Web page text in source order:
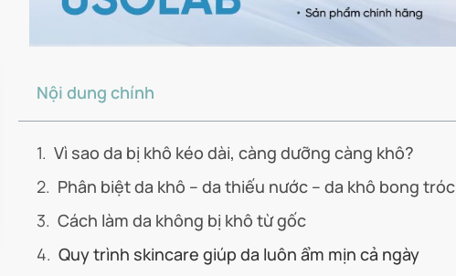
Nội dung chính
Vì sao da bị khô kéo dài, càng dưỡng càng khô?
Phân biệt da khô – da thiếu nước – da khô bong tróc
Cách làm da không bị khô từ gốc
Quy trình skincare giúp da luôn ẩm mịn cả ngày